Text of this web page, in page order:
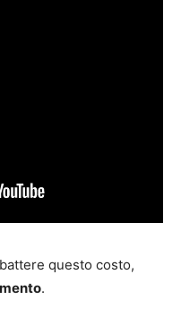
questo costo,
.